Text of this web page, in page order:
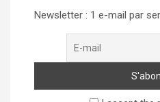
Newsletter : 1 e-mail par